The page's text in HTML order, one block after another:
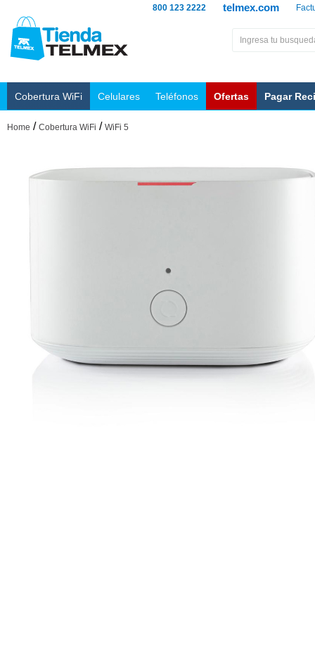
telmex.com
800 123 2222
Cobertura WiFi Celulares Teléfonos Ofertas Pagar
Home / Cobertura WiFi / WiFi 5